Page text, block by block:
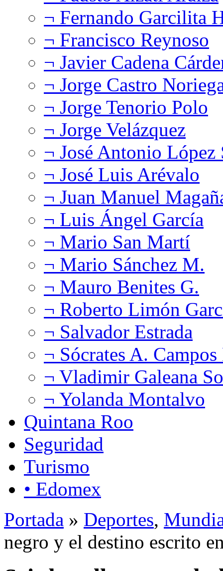
¬ Fernando Garcilita
¬ Francisco Reynoso
¬ Javier Cadena
¬ Jorge Castro
¬ Jorge Tenorio Polo
¬ Jorge Velázquez
¬ José Antonio López
¬ José Luis Arévalo
¬ Juan Manuel
¬ Luis Ángel García
¬ Mario San Martí
¬ Mario Sánchez M.
¬ Mauro Benites G.
¬ Roberto Limón
¬ Salvador Estrada
¬ Sócrates A.
¬ Vladimir Galeana
¬ Yolanda Montalvo
Quintana Roo
Seguridad
Turismo
• Edomex
Portada » Deportes,
negro y el destino escrito